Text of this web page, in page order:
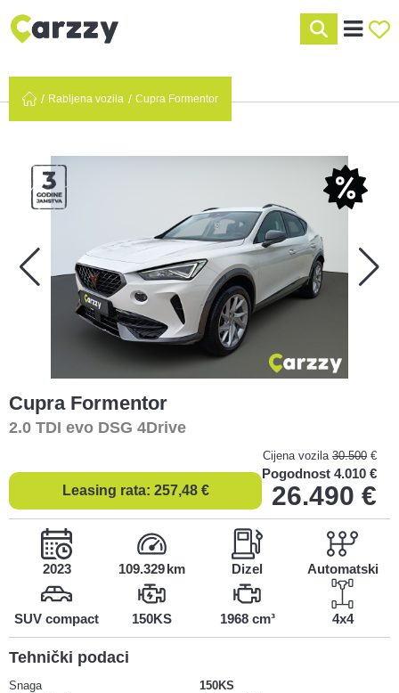
Rabljena vozila Cupra Formentor
Cupra Formentor
2.0 TDI evo DSG 4Drive
Leasing rata: 257,48€
Cijena vozila 30.500 €
Pogodnost 4.010 €
26.490 €
2023 109.329 Dizel Automatski
SUV compact 150KS 1968 cm³ 4x4
Tehnički podaci
Snaga
150KS